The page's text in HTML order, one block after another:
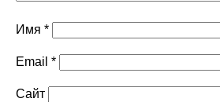
Имя *
Email *
Сайт